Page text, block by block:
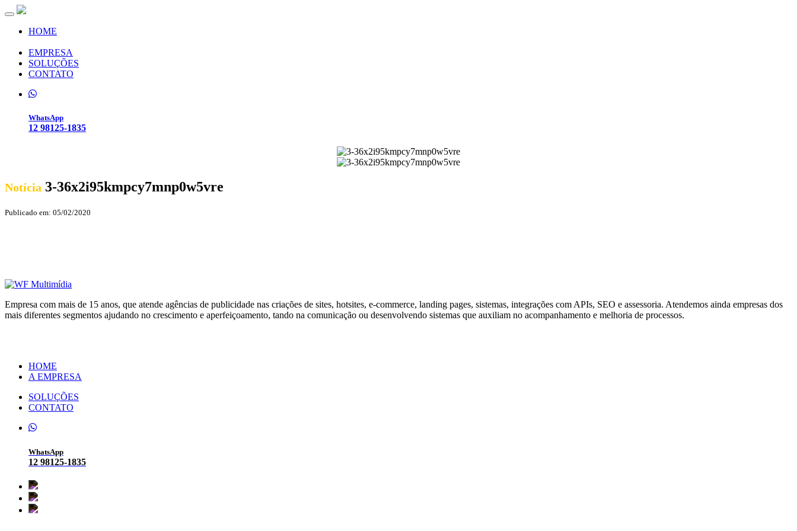
Toggle navigation
HOME
EMPRESA
SOLUÇÕES
CONTATO
WhatsApp
12 98125-1835
Notícia 3-36x2i95kmpcy7mnp0w5vre
Publicado em: 05/02/2020
Empresa com mais de 15 anos, que atende agências de publicidade nas criações de sites, hotsites, e-commerce, landing pages, sistemas, integrações com APIs, SEO e assessoria. Atendemos ainda empresas dos
mais diferentes segmentos ajudando no crescimento e aperfeiçoamento, tando na comunicação ou desenvolvendo sistemas que auxiliam no acompanhamento e melhoria de processos.
HOME
A EMPRESA
SOLUÇÕES
CONTATO
WhatsApp
12 98125-1835